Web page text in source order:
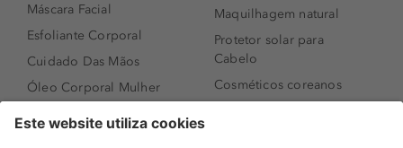
Máscara Facial
Esfoliante Corporal
Cuidado Das Mãos
Óleo Corporal Mulher
Maquilhagem natural
Protetor solar para
Cabelo
Cosméticos coreanos